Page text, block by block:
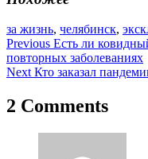
за жизнь, челябинск,
Навигация
по
Previous Есть ли
повторных заболеваниях
Next Кто заказал
2 Comments